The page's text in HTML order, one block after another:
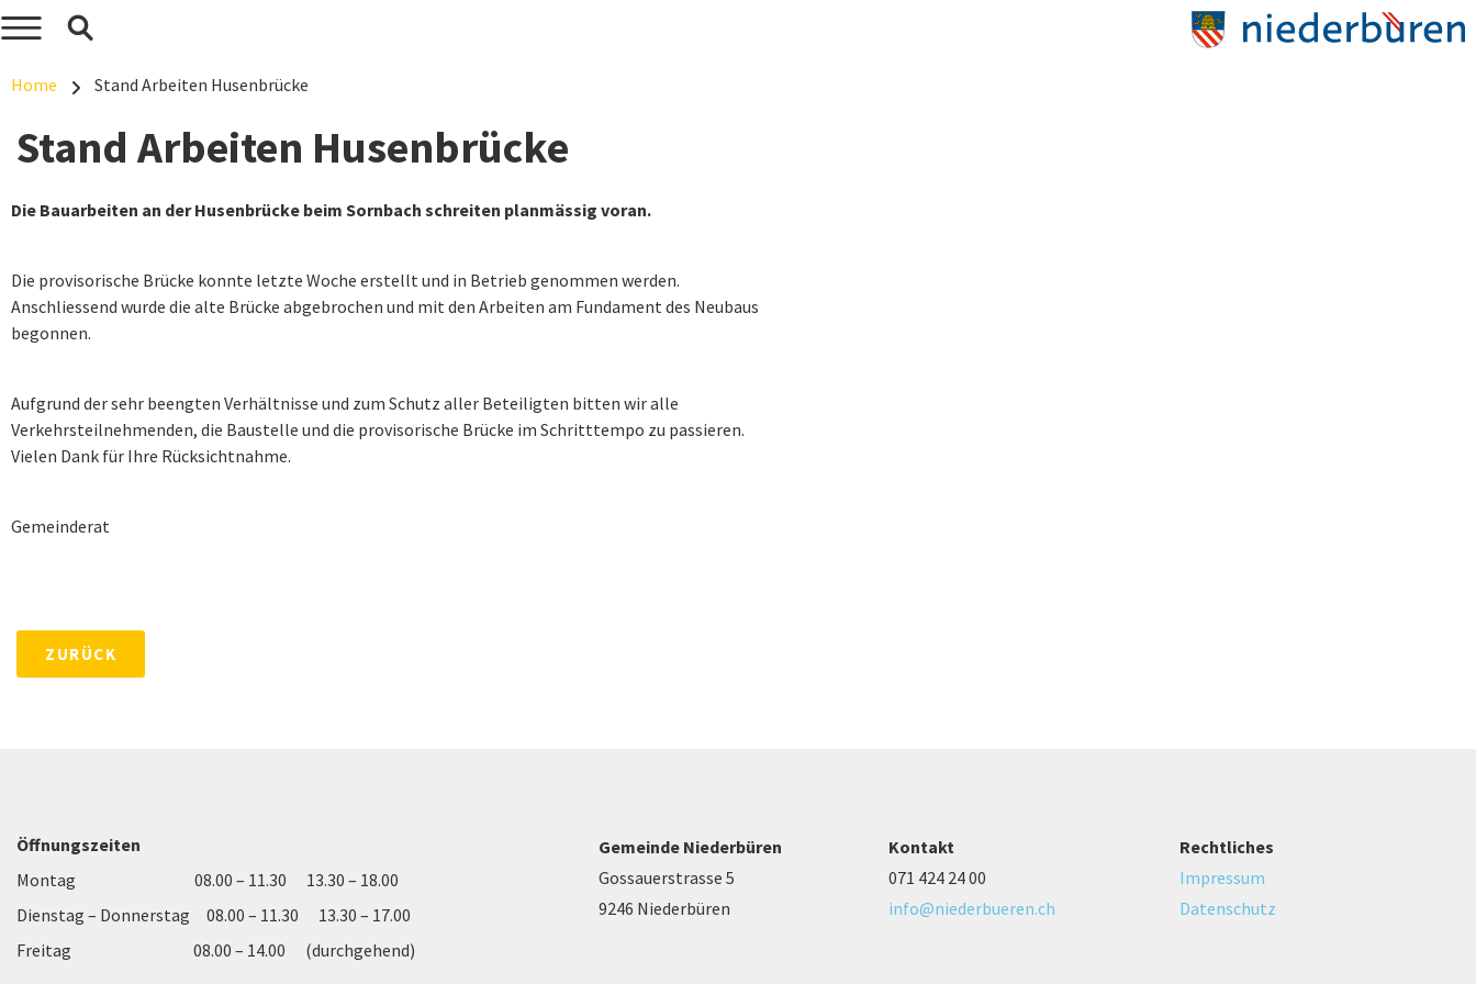
Home Stand Arbeiten Husenbrücke
Stand Arbeiten Husenbrücke
Die Bauarbeiten an der Husenbrücke beim Sornbach schreiten planmässig voran.
Die provisorische Brücke konnte letzte Woche erstellt und in Betrieb genommen werden.
Anschliessend wurde die alte Brücke abgebrochen und mit den Arbeiten am Fundament des Neubaus
begonnen.
Aufgrund der sehr beengten Verhältnisse und zum Schutz aller Beteiligten bitten wir alle
Verkehrsteilnehmenden, die Baustelle und die provisorische Brücke im Schritttempo zu passieren.
Vielen Dank für Ihre Rücksichtnahme.
Gemeinderat
ZURÜCK
Öffnungszeiten
Montag 08.00 – 11.30 13.30 – 18.00
Dienstag – Donnerstag 08.00 – 11.30 13.30 – 17.00
Freitag 08.00 – 14.00 (durchgehend)
Gemeinde Niederbüren
Gossauerstrasse 5
9246 Niederbüren
Kontakt
071 424 24 00
info@niederbueren.ch
Rechtliches
Impressum
Datenschutz